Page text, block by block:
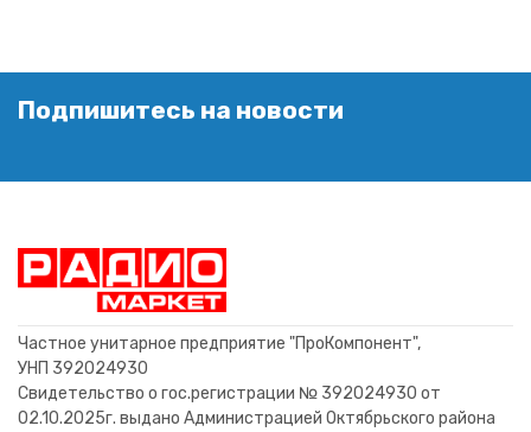
Подпишитесь на новости
Частное унитарное предприятие "ПроКомпонент",
УНП 392024930
Свидетельство о гос.регистрации № 392024930 от
02.10.2025г. выдано Администрацией Октябрьского района